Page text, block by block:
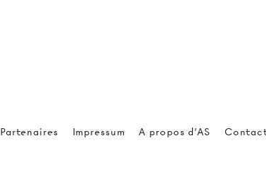
Partenaires Impressum A propos d'AS